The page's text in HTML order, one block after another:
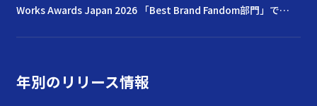
Works Awards Japan 2026 「Best Brand Fandom部門」で
年別のリリース情報